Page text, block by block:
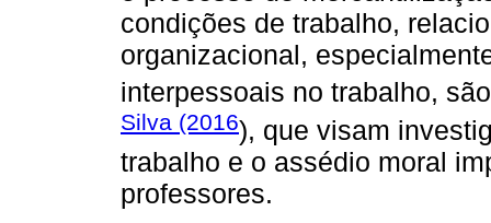
condições de trabalho,
organizacional,
interpessoais no trabalho,
Silva (2016), que visam
trabalho e o assédio moral
professores.